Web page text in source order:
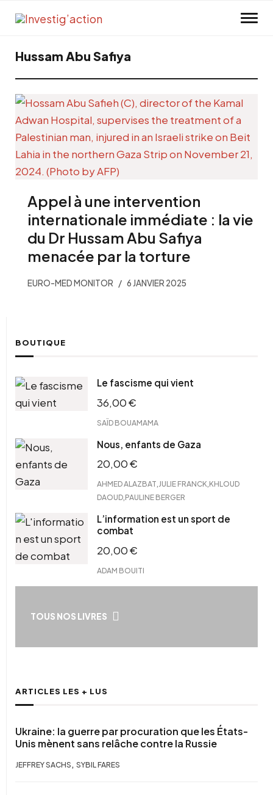
Hussam Abu Safiya
Appel à une intervention
internationale immédiate : la vie
du Dr Hussam Abu Safiya
menacée par la torture
EURO-MED MONITOR 6 JANVIER 2025
BOUTIQUE
Le fascisme qui vient
36,00€
SAÏD BOUAMAMA
Nous, enfants de Gaza
20,00€
AHMED ALAZBAT JULIE FRANCK KHLOUD
DAOUD PAULINE BERGER
L’information est un sport de
combat
20,00€
ADAM BOUITI
TOUS NOS LIVRES
ARTICLES LES + LUS
Ukraine: la guerre par procuration que les États-
Unis mènent sans relâche contre la Russie
JEFFREY SACHS , SYBIL FARES